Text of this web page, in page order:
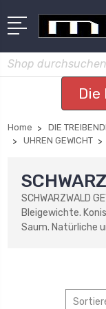
Suchen
Die
Home
DIE
UHREN GEWICHT
SCHWARZWALD
Bleigewichte.
Saum. Natürliche